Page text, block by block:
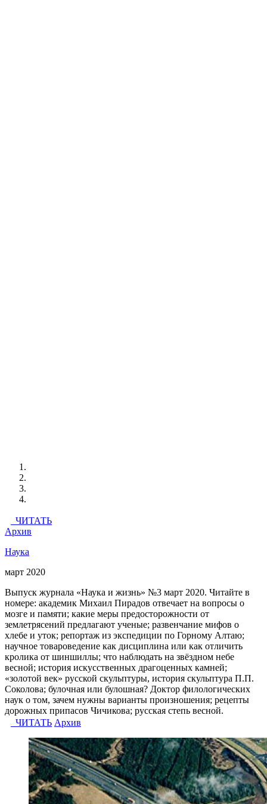
ЧИТАТЬ
Архив
Наука
март 2020
Выпуск журнала «Наука и жизнь» №3 март 2020. Читайте в
номере: академик Михаил Пирадов отвечает на вопросы о
мозге и памяти; какие меры предосторожности от
землетрясений предлагают ученые; развенчание мифов о
хлебе и уток; репортаж из экспедиции по Горному Алтаю;
научное товароведение как дисциплина или как отличить
кролика от шиншиллы; что наблюдать на звёздном небе
весной; история искусственных драгоценных камней;
«золотой век» русской скульптуры, история скульптура П.П.
Соколова; булочная или булошная? Доктор филологических
наук о том, зачем нужны варианты произношения; рецепты
дорожных припасов Чичикова; русская степь весной.
ЧИТАТЬ Архив